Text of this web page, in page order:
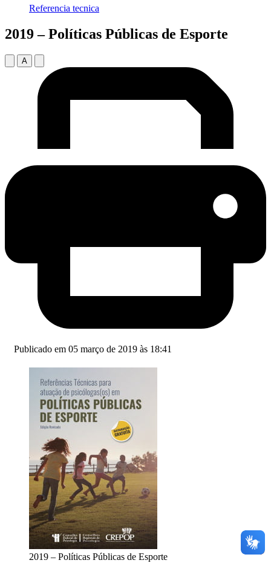
Referencia tecnica
2019 – Políticas Públicas de Esporte
A
Publicado em 05 março de 2019 às 18:41
2019 – Políticas Públicas de Esporte